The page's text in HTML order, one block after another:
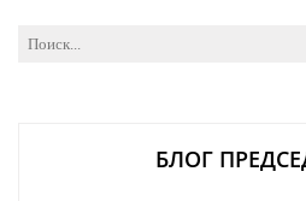
БЛОГ